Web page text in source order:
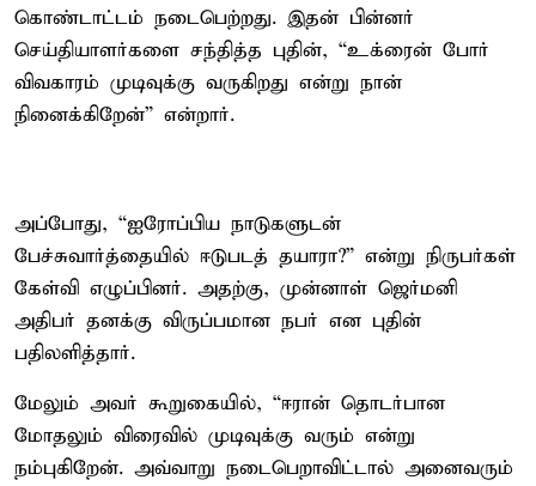
கொண்டாட்டம் நடைபெற்றது. இதன் பின்னர்
செய்தியாளர்களை சந்தித்த புதின், “உக்ரைன் போர்
விவகாரம் முடிவுக்கு வருகிறது என்று நான்
நினைக்கிறேன்” என்றார்.
அப்போது, “ஐரோப்பிய நாடுகளுடன்
பேச்சுவார்த்தையில் ஈடுபடத் தயாரா?” என்று நிருபர்கள்
கேள்வி எழுப்பினர். அதற்கு, முன்னாள் ஜெர்மனி
அதிபர் தனக்கு விருப்பமான நபர் என புதின்
பதிலளித்தார்.
மேலும் அவர் கூறுகையில், “ஈரான் தொடர்பான
மோதலும் விரைவில் முடிவுக்கு வரும் என்று
நம்புகிறேன். அவ்வாறு நடைபெறாவிட்டால் அனைவரும்